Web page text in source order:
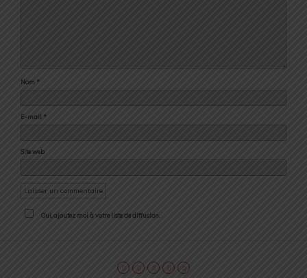
Nom *
E-mail *
Site web
Oui, ajoutez moi à votre liste de diffusion.